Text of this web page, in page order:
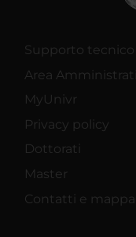
Supporto tecnico
Area
MyUnivr
Privacy policy
Dottorati
Master
Contatti e mappa